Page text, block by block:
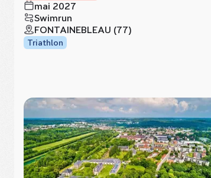
mai 2027
Swimrun
FONTAINEBLEAU (77)
Triathlon